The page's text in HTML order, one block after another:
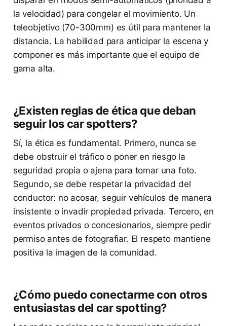
la velocidad) para congelar el movimiento. Un
teleobjetivo (70-300mm) es útil para mantener la
distancia. La habilidad para anticipar la escena y
componer es más importante que el equipo de
gama alta.
¿Existen reglas de ética que deban
seguir los car spotters?
Sí, la ética es fundamental. Primero, nunca se
debe obstruir el tráfico o poner en riesgo la
seguridad propia o ajena para tomar una foto.
Segundo, se debe respetar la privacidad del
conductor: no acosar, seguir vehículos de manera
insistente o invadir propiedad privada. Tercero, en
eventos privados o concesionarios, siempre pedir
permiso antes de fotografiar. El respeto mantiene
positiva la imagen de la comunidad.
¿Cómo puedo conectarme con otros
entusiastas del car spotting?